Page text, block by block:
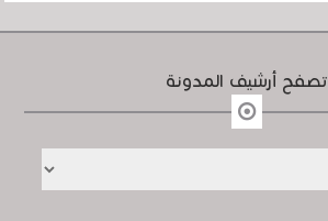
تصفح أرشيف المدونة